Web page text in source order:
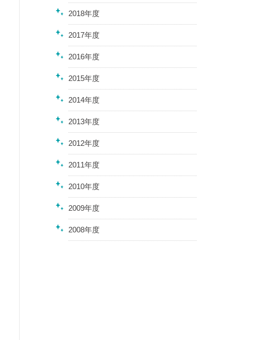
2018年度
2017年度
2016年度
2015年度
2014年度
2013年度
2012年度
2011年度
2010年度
2009年度
2008年度